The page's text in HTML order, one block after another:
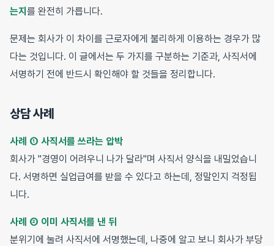
는지 를 완전히 가릅니다.
문제는 회사가 이 차이를 근로자에게 불리하게 이용하는 경우가 많
다는 것입니다. 이 글에서는 두 가지를 구분하는 기준과, 사직서에
서명하기 전에 반드시 확인해야 할 것들을 정리합니다.
상담 사례
사례 ① 사직서를 쓰라는 압박
회사가 "경영이 어려우니 나가 달라"며 사직서 양식을 내밀었습니
다. 서명하면 실업급여를 받을 수 있다고 하는데, 정말인지 걱정됩
니다.
사례 ② 이미 사직서를 낸 뒤
분위기에 눌려 사직서에 서명했는데, 나중에 알고 보니 회사가 부당